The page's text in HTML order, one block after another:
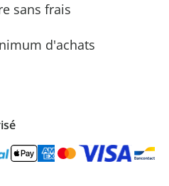
sans frais
d'achats